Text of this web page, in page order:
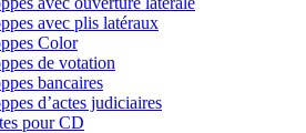
avec plis latéraux
Color
de votation
bancaires
d’actes judiciaires
pour CD